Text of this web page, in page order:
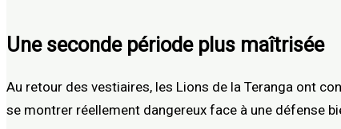
Une seconde période plus maîtrisée
Au retour des vestiaires, les Lions de la Teranga ont
se montrer réellement dangereux face à une défense